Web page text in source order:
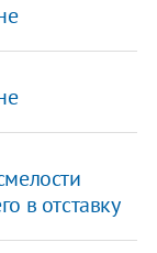
в отставку